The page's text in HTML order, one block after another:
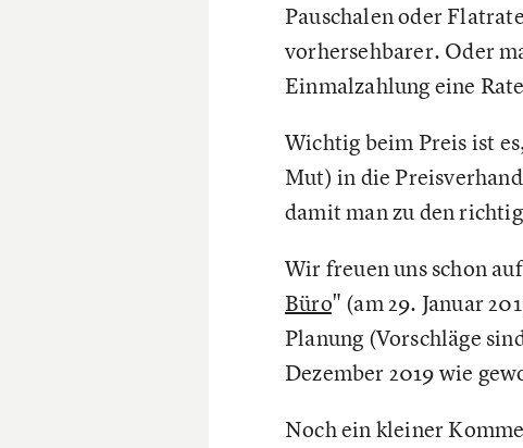
Pauschalen oder
vorhersehbarer. Oder
Einmalzahlung eine
Wichtig beim Preis ist
Mut) in die
damit man zu den
Wir freuen uns schon
Büro" (am 29. Januar
Planung (Vorschläge
Dezember 2019 wie
Noch ein kleiner